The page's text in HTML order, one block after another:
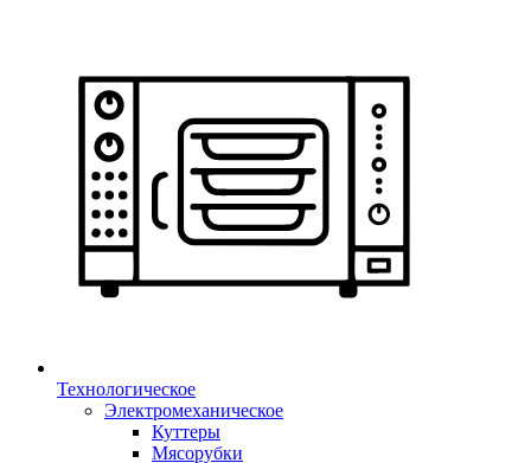
Технологическое
Электромеханическое
Куттеры
Мясорубки